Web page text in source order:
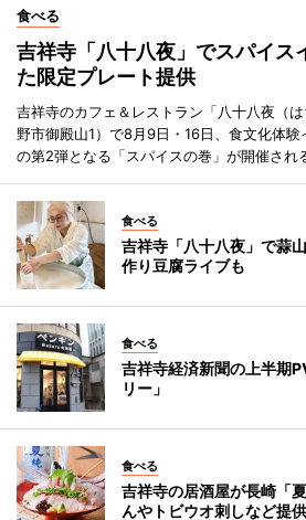
食べる
吉祥寺「八十八夜」でスパイス
た限定プレート提供
吉祥寺のカフェ＆レストラン「八十八夜（
野市御殿山1）で8月9日・16日、食文化体験
の第2弾となる「スパイスの巻」が開催され
食べる
吉祥寺「八十八夜」で蒜
作り豆腐ライブも
食べる
吉祥寺経済新聞の上半期
リー」
食べる
吉祥寺の居酒屋が長崎「
んやトビウオ刺しなど提供